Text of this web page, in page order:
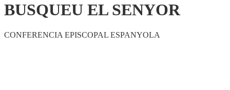
BUSQUEU EL SENYOR
CONFERENCIA EPISCOPAL ESPANYOLA